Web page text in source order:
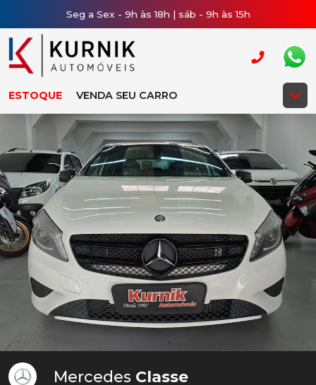
Seg a Sex - 9h às 18h | sáb - 9h às 15h
ESTOQUE VENDA SEU CARRO
Mercedes Classe